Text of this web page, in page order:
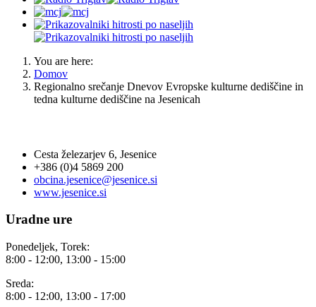
You are here:
Domov
Regionalno srečanje Dnevov Evropske kulturne dediščine in
tedna kulturne dediščine na Jesenicah
Cesta železarjev 6, Jesenice
+386 (0)4 5869 200
obcina.jesenice@jesenice.si
www.jesenice.si
Uradne ure
Ponedeljek, Torek:
8:00 - 12:00, 13:00 - 15:00
Sreda:
8:00 - 12:00, 13:00 - 17:00